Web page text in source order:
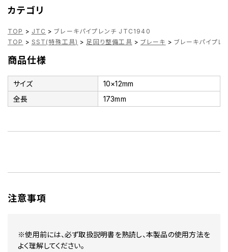
カテゴリ
TOP > JTC > ブレーキパイプレンチ JTC1940
TOP > SST(特殊工具) > 足回り整備工具 > ブレーキ > ブレーキパイプ
商品仕様
サイズ
10×12mm
全長
173mm
注意事項
※使用前には、必ず取扱説明書を熟読し、本製品の使用方法を
よく理解してください。